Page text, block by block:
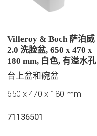
Villeroy & Boch 萨泊威
2.0 洗脸盆, 650 x 470 x
180 mm, 白色, 有溢水孔
台上盆和碗盆
650 x 470 x 180 mm
71136501